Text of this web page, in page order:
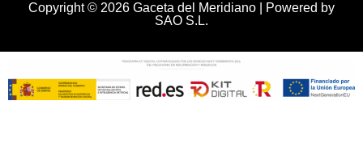
Copyright © 2026 Gaceta del Meridiano | Powered by
SAO S.L.